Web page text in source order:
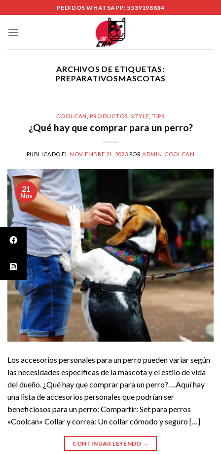
to
content
PEDIDOS WHATSAPP: 5539198834
ARCHIVOS DE ETIQUETAS:
PREPARATIVOSMASCOTAS
COOLCAN PRODUCTOS ,STYLE TIPS
¿Qué hay que comprar para un perro?
PUBLICADO EL NOVIEMBRE 21, 2023 POR ADMIN_COOLCAN
21
Nov
Los accesorios personales para un perro pueden variar según
las necesidades específicas de la mascota y el estilo de vida
del dueño. ¿Qué hay que comprar para un perro?….Aquí hay
una lista de accesorios personales que podrían ser
beneficiosos para un perro: Compartir: Set para perros
«Coolcan» Collar y correa: Un collar cómodo y seguro […]
CONTINUAR LEYENDO →